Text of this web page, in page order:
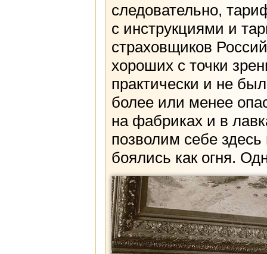
следовательно,
с инструкциями и
страховщиков
хороших с точки
практически и не
более или менее
на фабриках и в
позволим себе
боялись как огня.